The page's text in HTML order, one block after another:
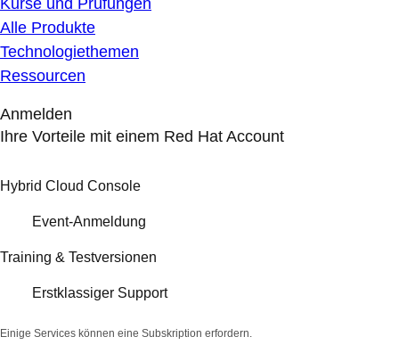
Kurse und Prüfungen
Alle Produkte
Technologiethemen
Ressourcen
Anmelden
Ihre Vorteile mit einem Red Hat Account
Hybrid Cloud Console
Event-Anmeldung
Training & Testversionen
Erstklassiger Support
Einige Services können eine Subskription erfordern.